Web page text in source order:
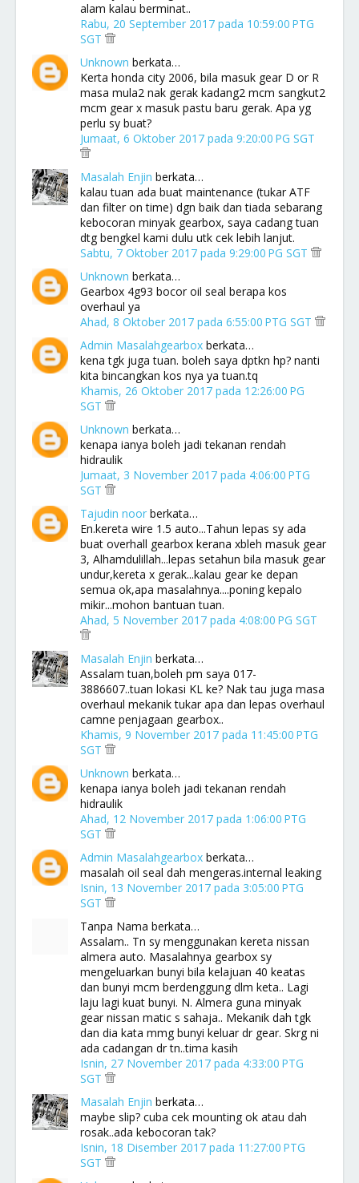
alam kalau berminat..
Rabu, 20 September 2017 pada 10:59:00 PTG
SGT
Unknown berkata…
Kerta honda city 2006, bila masuk gear D or R
masa mula2 nak gerak kadang2 mcm sangkut2
mcm gear x masuk pastu baru gerak. Apa yg
perlu sy buat?
Jumaat, 6 Oktober 2017 pada 9:20:00 PG SGT
Masalah Enjin berkata…
kalau tuan ada buat maintenance (tukar ATF
dan filter on time) dgn baik dan tiada sebarang
kebocoran minyak gearbox, saya cadang tuan
dtg bengkel kami dulu utk cek lebih lanjut.
Sabtu, 7 Oktober 2017 pada 9:29:00 PG SGT
Unknown berkata…
Gearbox 4g93 bocor oil seal berapa kos
overhaul ya
Ahad, 8 Oktober 2017 pada 6:55:00 PTG SGT
Admin Masalahgearbox berkata…
kena tgk juga tuan. boleh saya dptkn hp? nanti
kita bincangkan kos nya ya tuan.tq
Khamis, 26 Oktober 2017 pada 12:26:00 PG
SGT
Unknown berkata…
kenapa ianya boleh jadi tekanan rendah
hidraulik
Jumaat, 3 November 2017 pada 4:06:00 PTG
SGT
Tajudin noor berkata…
En.kereta wire 1.5 auto...Tahun lepas sy ada
buat overhall gearbox kerana xbleh masuk gear
3, Alhamdulillah...lepas setahun bila masuk gear
undur,kereta x gerak...kalau gear ke depan
semua ok,apa masalahnya....poning kepalo
mikir...mohon bantuan tuan.
Ahad, 5 November 2017 pada 4:08:00 PG SGT
Masalah Enjin berkata…
Assalam tuan,boleh pm saya 017-
3886607..tuan lokasi KL ke? Nak tau juga masa
overhaul mekanik tukar apa dan lepas overhaul
camne penjagaan gearbox..
Khamis, 9 November 2017 pada 11:45:00 PTG
SGT
Unknown berkata…
kenapa ianya boleh jadi tekanan rendah
hidraulik
Ahad, 12 November 2017 pada 1:06:00 PTG
SGT
Admin Masalahgearbox berkata…
masalah oil seal dah mengeras.internal leaking
Isnin, 13 November 2017 pada 3:05:00 PTG
SGT
Tanpa Nama berkata…
Assalam.. Tn sy menggunakan kereta nissan
almera auto. Masalahnya gearbox sy
mengeluarkan bunyi bila kelajuan 40 keatas
dan bunyi mcm berdenggung dlm keta.. Lagi
laju lagi kuat bunyi. N. Almera guna minyak
gear nissan matic s sahaja.. Mekanik dah tgk
dan dia kata mmg bunyi keluar dr gear. Skrg ni
ada cadangan dr tn..tima kasih
Isnin, 27 November 2017 pada 4:33:00 PTG
SGT
Masalah Enjin berkata…
maybe slip? cuba cek mounting ok atau dah
rosak..ada kebocoran tak?
Isnin, 18 Disember 2017 pada 11:27:00 PTG
SGT